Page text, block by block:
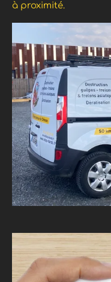
à proximité.